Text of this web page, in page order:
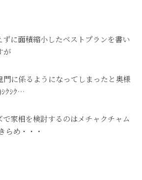
に面積縮小したベストプランを書い
が
門に係るようになってしまったと奥様
ｼｸｼｸ…
で家相を検討するのはメチャクチャム
め・・・